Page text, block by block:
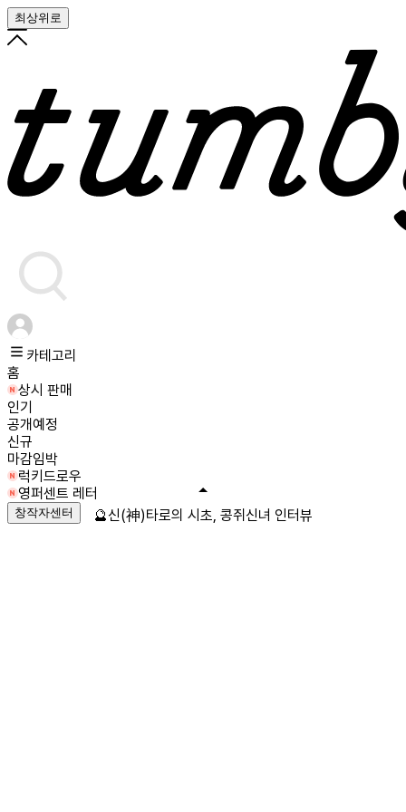
최상위로
카테고리
홈
상시 판매
인기
공개예정
신규
마감임박
럭키드로우
영퍼센트 레터
창작자센터 🔮신(神)타로의 시초, 콩쥐신녀 인터뷰